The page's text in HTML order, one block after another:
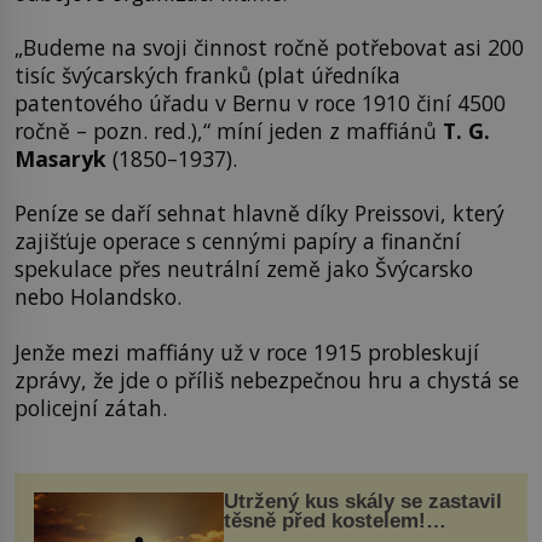
„Budeme na svoji činnost ročně potřebovat asi 200
tisíc švýcarských franků (plat úředníka
patentového úřadu v Bernu v roce 1910 činí 4500
ročně – pozn. red.),“ míní jeden z maffiánů T. G.
Masaryk (1850–1937).
Peníze se daří sehnat hlavně díky Preissovi, který
zajišťuje operace s cennými papíry a finanční
spekulace přes neutrální země jako Švýcarsko
nebo Holandsko.
Jenže mezi maffiány už v roce 1915 probleskují
zprávy, že jde o příliš nebezpečnou hru a chystá se
policejní zátah.
Utržený kus skály se zastavil
těsně před kostelem!